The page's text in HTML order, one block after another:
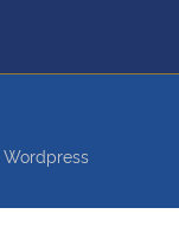
Wordpress